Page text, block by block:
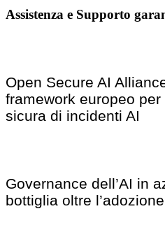
Assistenza e Supporto
Open Secure AI
framework europeo
sicura di incidenti AI
Governance dell’AI in
bottiglia oltre